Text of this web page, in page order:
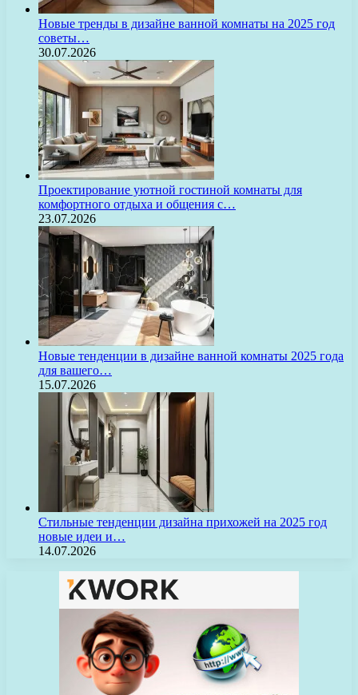
Новые тренды в дизайне ванной комнаты на 2025 год
советы…
30.07.2026
Проектирование уютной гостиной комнаты для
комфортного отдыха и общения с…
23.07.2026
Новые тенденции в дизайне ванной комнаты 2025 года
для вашего…
15.07.2026
Стильные тенденции дизайна прихожей на 2025 год
новые идеи и…
14.07.2026